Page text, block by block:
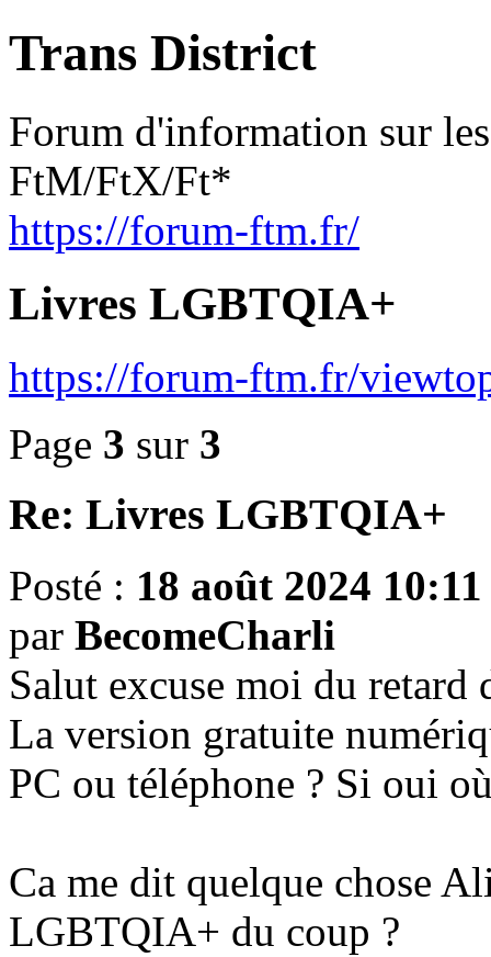
Trans District
Forum d'information sur
FtM/FtX/Ft*
https://forum-ftm.fr/
Livres LGBTQIA+
https://forum-ftm.fr/
Page 3 sur 3
Re: Livres LGBTQIA+
Posté : 18 août 2024 10:11
par BecomeCharli
Salut excuse moi du retard
La version gratuite
PC ou téléphone ? Si oui
Ca me dit quelque chose
LGBTQIA+ du coup ?